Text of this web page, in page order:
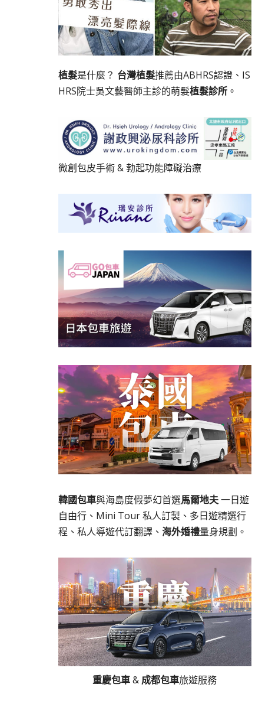
植髮是什麼？ 台灣植髮推薦由ABHRS認證、IS
HRS院士吳文藝醫師主診的萌髮植髮診所。
微創包皮手術&勃起功能障礙治療
韓國包車與海島度假夢幻首選馬爾地夫一日遊
自由行、Mini Tour 私人訂製、多日遊精選行
程、私人導遊代訂翻譯、 海外婚禮量身規劃。
重慶包車& 成都包車旅遊服務